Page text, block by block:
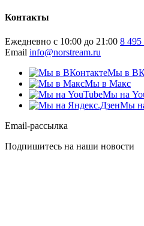
Контакты
Ежедневно с 10:00 до 21:00 8 495
Email info@norstream.ru
Мы в
Мы в Макс
Мы на
Мы
Email-рассылка
Подпишитесь на наши новости